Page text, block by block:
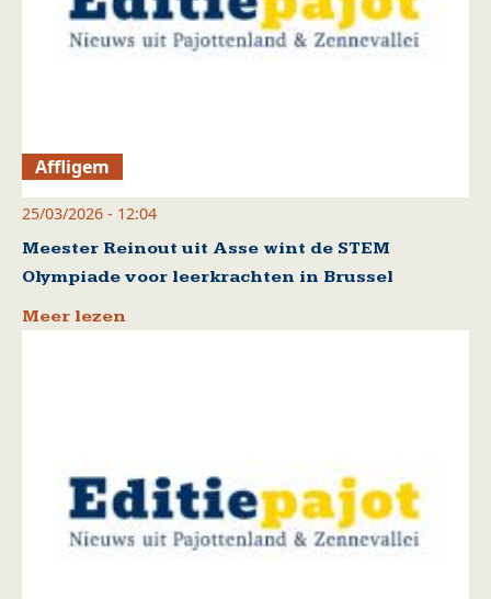
Affligem
25/03/2026 - 12:04
Meester Reinout uit Asse wint de STEM
Olympiade voor leerkrachten in Brussel
Meer lezen